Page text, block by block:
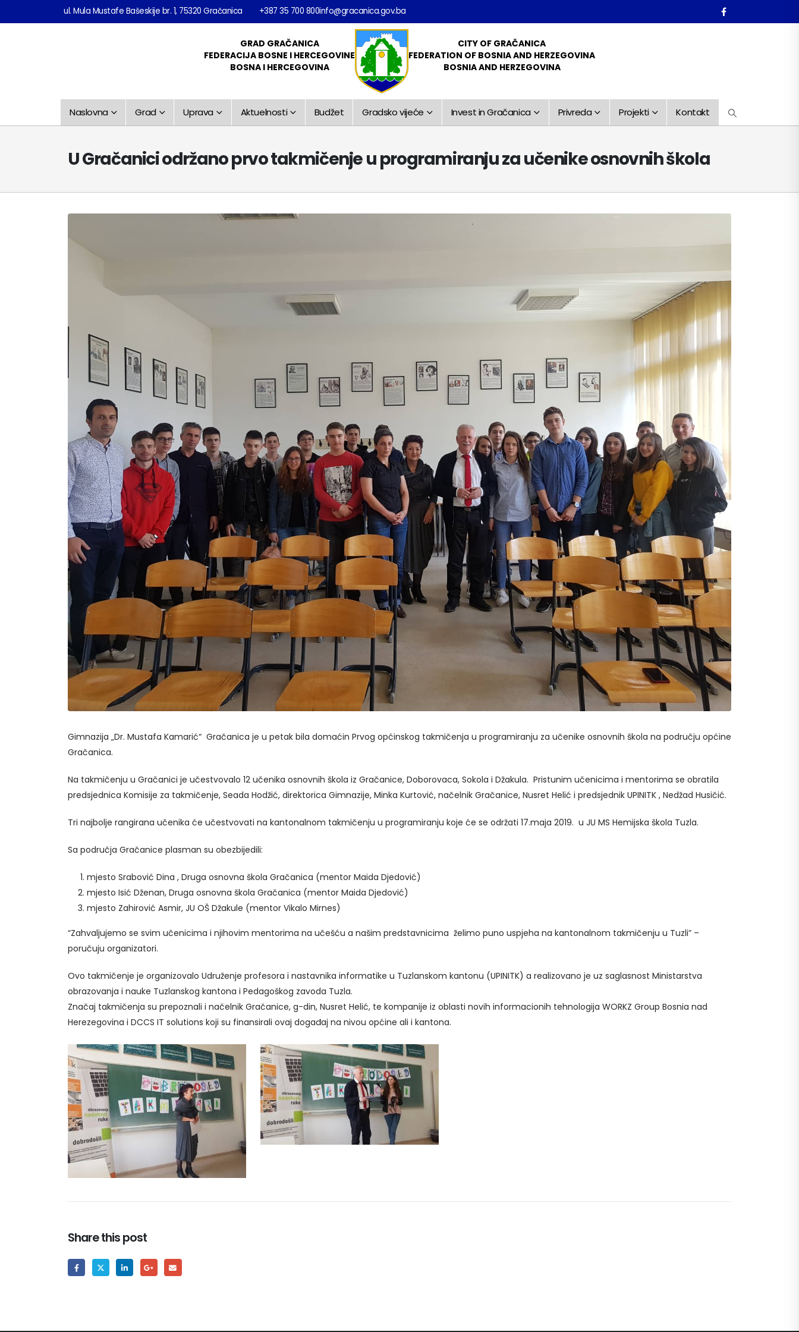
ul. Mula Mustafe Bašeskije br. 1, 75320 Gračanica +387 35 700 800info@gracanica.gov.ba
GRAD GRAČANICA
FEDERACIJA BOSNE I HERCEGOVINE
BOSNA I HERCEGOVINA
CITY OF GRAČANICA
FEDERATION OF BOSNIA AND HERZEGOVINA
BOSNIA AND HERZEGOVINA
Naslovna Grad Uprava Aktuelnosti Budžet Gradsko vijeće Invest in Gračanica Privreda Projekti Kontakt
U Gračanici održano prvo takmičenje u programiranju za učenike osnovnih škola
Gimnazija „Dr. Mustafa Kamarić“ Gračanica je u petak bila domaćin Prvog općinskog takmičenja u programiranju za učenike osnovnih škola na području općine
Gračanica.
Na takmičenju u Gračanici je učestvovalo 12 učenika osnovnih škola iz Gračanice, Doborovaca, Sokola i Džakula. Pristunim učenicima i mentorima se obratila
predsjednica Komisije za takmičenje, Seada Hodžić, direktorica Gimnazije, Minka Kurtović, načelnik Gračanice, Nusret Helić i predsjednik UPINITK , Nedžad Husičić.
Tri najbolje rangirana učenika će učestvovati na kantonalnom takmičenju u programiranju koje će se održati 17.maja 2019. u JU MS Hemijska škola Tuzla.
Sa područja Gračanice plasman su obezbijedili:
mjesto Srabović Dina , Druga osnovna škola Gračanica (mentor Maida Djedović)
mjesto Isić Dženan, Druga osnovna škola Gračanica (mentor Maida Djedović)
mjesto Zahirović Asmir, JU OŠ Džakule (mentor Vikalo Mirnes)
“Zahvaljujemo se svim učenicima i njihovim mentorima na učešću a našim predstavnicima želimo puno uspjeha na kantonalnom takmičenju u Tuzli” –
poručuju organizatori.
Ovo takmičenje je organizovalo Udruženje profesora i nastavnika informatike u Tuzlanskom kantonu (UPINITK) a realizovano je uz saglasnost Ministarstva
obrazovanja i nauke Tuzlanskog kantona i Pedagoškog zavoda Tuzla.
Značaj takmičenja su prepoznali i načelnik Gračanice, g-din, Nusret Helić, te kompanije iz oblasti novih informacionih tehnologija WORKZ Group Bosnia nad
Herezegovina i DCCS IT solutions koji su finansirali ovaj događaj na nivou općine ali i kantona.
Share this post